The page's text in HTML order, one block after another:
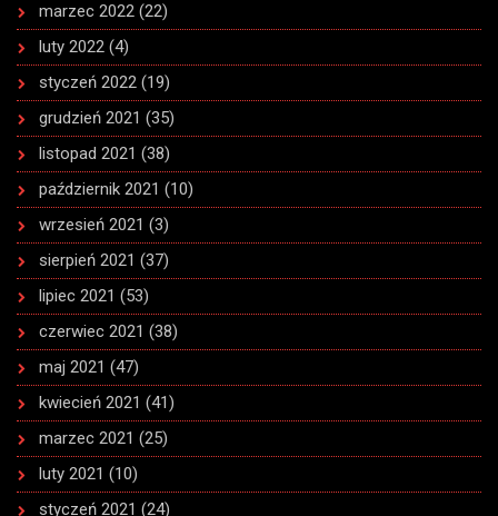
marzec 2022 (22)
luty 2022 (4)
styczeń 2022 (19)
grudzień 2021 (35)
listopad 2021 (38)
październik 2021 (10)
wrzesień 2021 (3)
sierpień 2021 (37)
lipiec 2021 (53)
czerwiec 2021 (38)
maj 2021 (47)
kwiecień 2021 (41)
marzec 2021 (25)
luty 2021 (10)
styczeń 2021 (24)